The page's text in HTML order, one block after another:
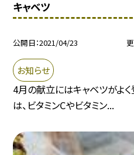
キャベツ
公開日 2021/04/23
お知らせ
4月の献立にはキャベツがよく
は、ビタミンCやビタミン...